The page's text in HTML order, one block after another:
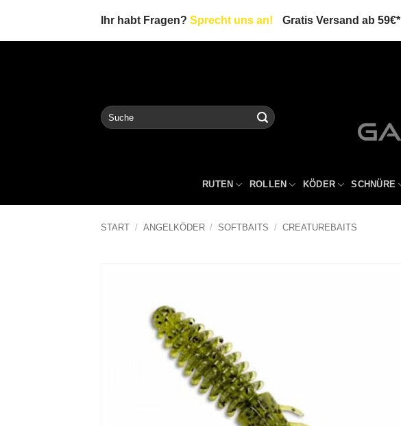
springen
Ihr habt Fragen? Sprecht uns an! Gratis Versand ab 59€*
Suche
nach:
RUTEN ROLLEN KÖDER SCHNÜRE
START / ANGELKÖDER / SOFTBAITS / CREATUREBAITS